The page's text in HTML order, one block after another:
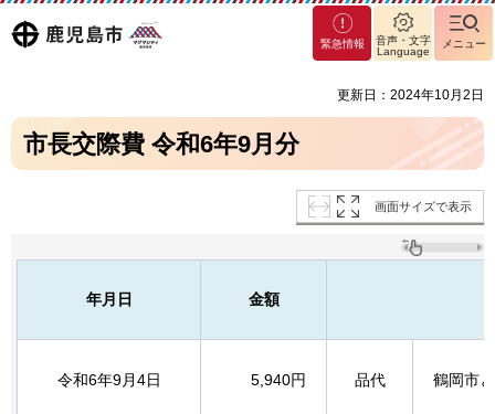
鹿児島
マグ
マシ
緊急情報
音声・文字
Language
メニュー
更新日：2024年10月2日
市長交際費 令和6年9月分
画面サイズで表示
年月日 金額
令和6年9月4日 5,940円 品代 鶴岡市